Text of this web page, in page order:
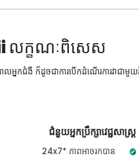
លក្ខណៈពិសេស
ាបាលអ្នកជំងឺ ក៏ដូចជាការបើកដំណើរការវា
ជំនួយអ្នកប្រឹក្សាវេជ្ជសាស្ត្រ
24x7* ភាពអាចរកបាន